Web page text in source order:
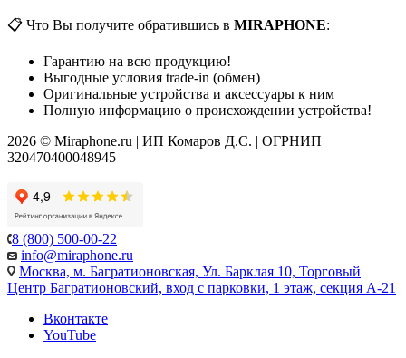
📋 Что Вы получите обратившись в MIRAPHONE:
Гарантию на всю продукцию!
Выгодные условия trade-in (обмен)
Оригинальные устройства и аксессуары к ним
Полную информацию о происхождении устройства!
2026 © Miraphone.ru | ИП Комаров Д.С. | ОГРНИП
320470400048945
8 (800) 500-00-22
info@miraphone.ru
Москва, м. Багратионовская, Ул. Барклая 10, Торговый
Центр Багратионовский, вход с парковки, 1 этаж, секция А-21
Вконтакте
YouTube